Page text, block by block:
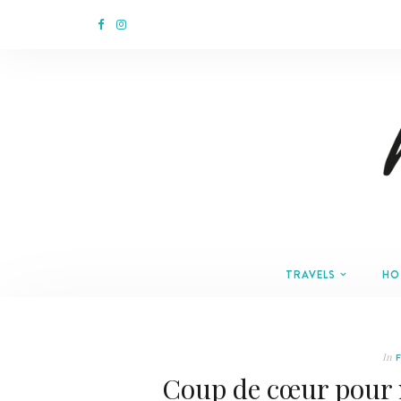
TRAVELS
In
Coup de cœur pour